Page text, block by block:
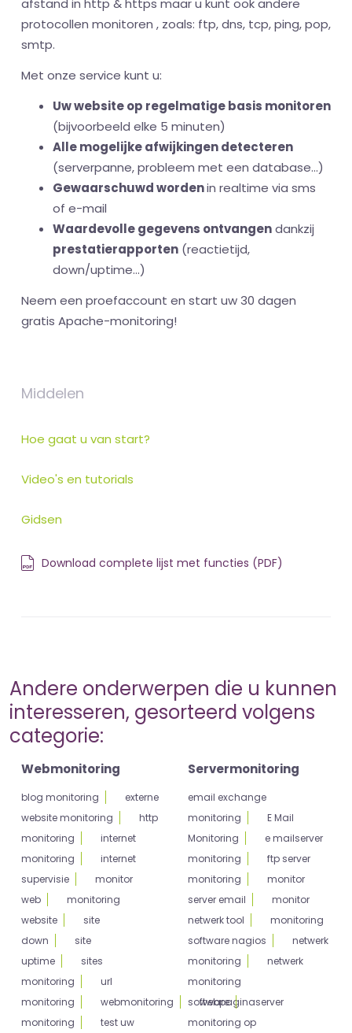
afstand in http & https maar u kunt ook andere
protocollen monitoren , zoals: ftp, dns, tcp, ping, pop,
smtp.
Met onze service kunt u:
Uw website op regelmatige basis monitoren
(bijvoorbeeld elke 5 minuten)
Alle mogelijke afwijkingen detecteren
(serverpanne, probleem met een database...)
Gewaarschuwd wordenin realtime via sms
of e-mail
Waardevolle gegevens ontvangendankzij
prestatierapporten (reactietijd,
down/uptime...)
Neem een proefaccount en start uw 30 dagen
gratis Apache-monitoring!
Middelen
Hoe gaat u van start?
Video's en tutorials
Gidsen
Download complete lijst met functies (PDF)
Andere onderwerpen die u kunnen
interesseren, gesorteerd volgens
categorie:
Webmonitoring
blog monitoring
externe
website monitoring
http
monitoring
internet
monitoring
internet
supervisie
monitor
web
monitoring
website
site
down
site
uptime
sites
monitoring
url
monitoring
webmonitoring
webpagina
monitoring
test uw
Servermonitoring
email exchange
monitoring
E Mail
Monitoring
e mailserver
monitoring
ftp server
monitoring
monitor
server email
monitor
netwerk tool
monitoring
software nagios
netwerk
monitoring
netwerk
monitoring
software
server
monitoring op